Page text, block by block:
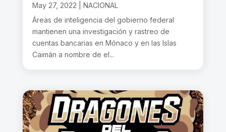
May 27, 2022
NACIONAL
Áreas de inteligencia del gobierno federal
mantienen una investigación y rastreo de
cuentas bancarias en Mónaco y en las Islas
Caimán a nombre de el...